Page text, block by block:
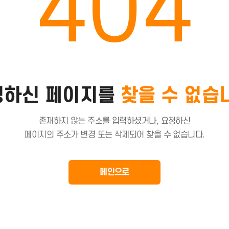
신 페이지를 찾을 수 없습
존재하지 않는 주소를 입력하셨거나, 요청하신
페이지의 주소가 변경 또는 삭제되어 찾을 수 없습니다.
메인으로